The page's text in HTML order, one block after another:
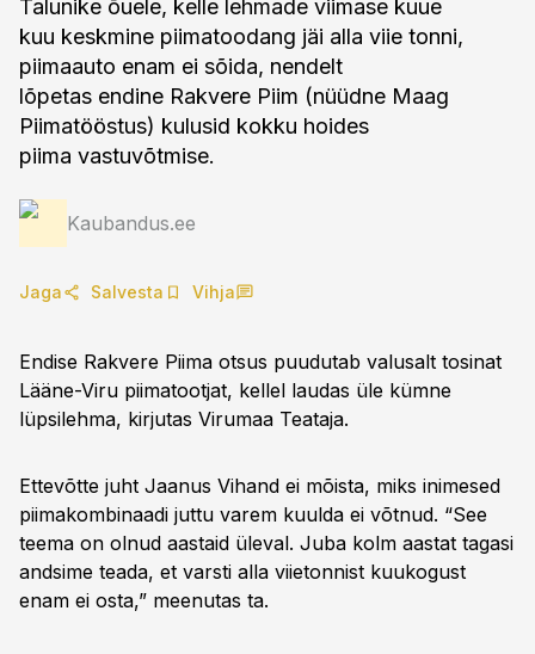
Talunike õuele, kelle lehmade viimase kuue
kuu keskmine piimatoodang jäi alla viie tonni,
piimaauto enam ei sõida, nendelt
lõpetas endine Rakvere Piim (nüüdne Maag
Piimatööstus) kulusid kokku hoides
piima vastuvõtmise.
Kaubandus.ee
Jaga Salvesta Vihja
Endise Rakvere Piima otsus puudutab valusalt tosinat
Lääne-Viru piimatootjat, kellel laudas üle kümne
lüpsilehma, kirjutas Virumaa Teataja.
Ettevõtte juht Jaanus Vihand ei mõista, miks inimesed
piimakombinaadi juttu varem kuulda ei võtnud. “See
teema on olnud aastaid üleval. Juba kolm aastat tagasi
andsime teada, et varsti alla viietonnist kuukogust
enam ei osta,” meenutas ta.